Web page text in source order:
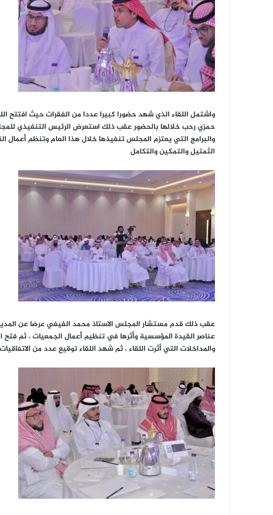
واشتمل اللقاء الذي شهد حضورا كبيرا عددا من الفقرات حيث افتتح
حمزي رحب خلالها بالحضور عقب ذلك استعرض الرئيس التنفيذي
والبرامج التي يعتزم المجلس تنفيذها خلال هذا العام وتنظم أعمال
الثمتيل والتمكين والتكامل
عقب ذلك قدم مستشار المجلس الاستاذ محمد الفيفي عرضا عن
عناصر القيدة المؤسسية وأثرها في تنظيم أعمال الجمعيات ، ثم فتح
والمداخلات التي أثرت اللقاء ، ثم شهد اللقاء توقيع عدد من